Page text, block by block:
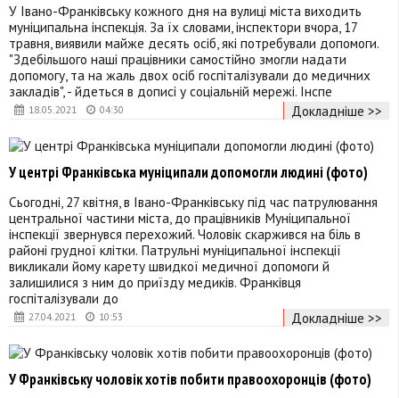
18.05.2021 04:30
У Івано-Франківську кожного дня на вулиці міста виходить
муніципальна інспекція. За їх словами, інспектори вчора, 17
травня, виявили майже десять осіб, які потребували допомоги.
"Здебільшого наші працівники самостійно змогли надати
допомогу, та на жаль двох осіб госпіталізували до медичних
закладів", - йдеться в дописі у соціальній мережі. Інспе
Докладніше >>
27.04.2021 10:53
У центрі Франківська муніципали допомогли людині (фото)
Сьогодні, 27 квітня, в Івано-Франківську під час патрулювання
центральної частини міста, до працівників Муніципальної
інспекції звернувся перехожий. Чоловік скаржився на біль в
районі грудної клітки. Патрульні муніципальної інспекції
викликали йому карету швидкої медичної допомоги й
залишилися з ним до приїзду медиків. Франківця
госпіталізували до
Докладніше >>
У Франківську чоловік хотів побити правоохоронців (фото)